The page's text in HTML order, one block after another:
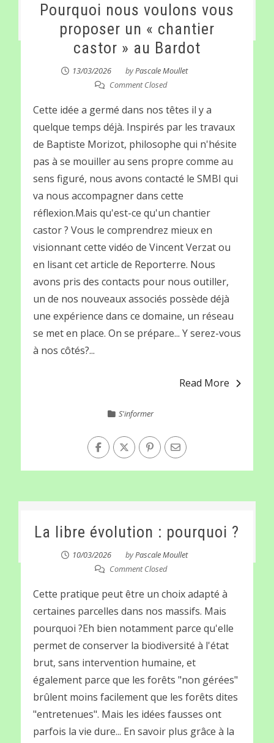
Pourquoi nous voulons vous
proposer un « chantier
castor » au Bardot
13/03/2026 byPascale Moullet
Comment Closed
Cette idée a germé dans nos têtes il y a
quelque temps déjà. Inspirés par les travaux
de Baptiste Morizot, philosophe qui n'hésite
pas à se mouiller au sens propre comme au
sens figuré, nous avons contacté le SMBI qui
va nous accompagner dans cette
réflexion.Mais qu'est-ce qu'un chantier
castor ? Vous le comprendrez mieux en
visionnant cette vidéo de Vincent Verzat ou
en lisant cet article de Reporterre. Nous
avons pris des contacts pour nous outiller,
un de nos nouveaux associés possède déjà
une expérience dans ce domaine, un réseau
se met en place. On se prépare... Y serez-vous
à nos côtés?...
Read More
S'informer
La libre évolution : pourquoi ?
10/03/2026 byPascale Moullet
Comment Closed
Cette pratique peut être un choix adapté à
certaines parcelles dans nos massifs. Mais
pourquoi ?Eh bien notamment parce qu'elle
permet de conserver la biodiversité à l'état
brut, sans intervention humaine, et
également parce que les forêts "non gérées"
brûlent moins facilement que les forêts dites
"entretenues". Mais les idées fausses ont
parfois la vie dure... En savoir plus grâce à la